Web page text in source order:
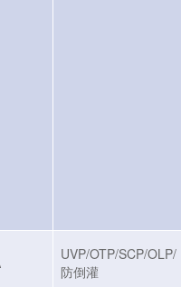
UVP/OTP/SCP/OLP/
防倒灌